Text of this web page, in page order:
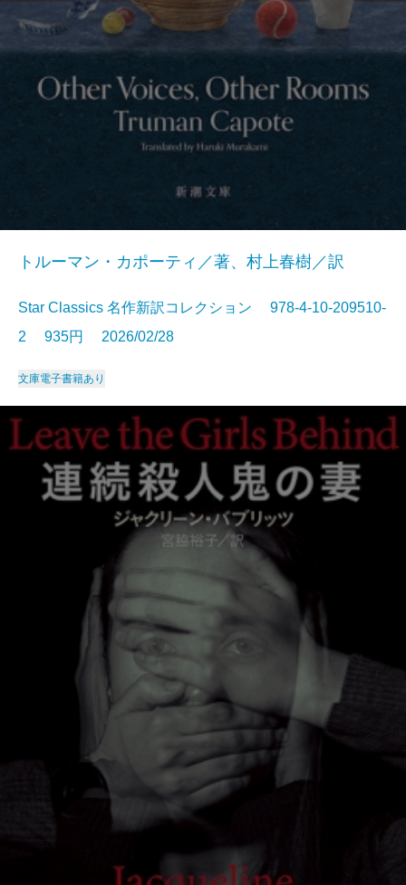
トルーマン・カポーティ／著、村上春樹／訳
Star Classics 名作新訳コレクション 978-4-10-209510-
2 935円 2026/02/28
文庫電子書籍あり